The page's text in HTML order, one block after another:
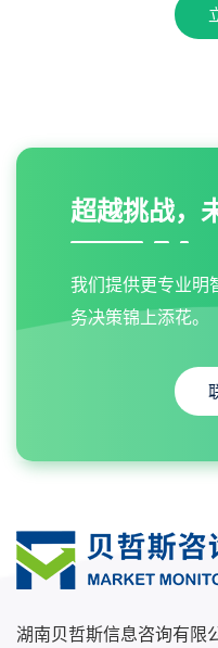
超越挑战，
我们提供更专业明
务决策锦上添花。
湖南贝哲斯信息咨询有限